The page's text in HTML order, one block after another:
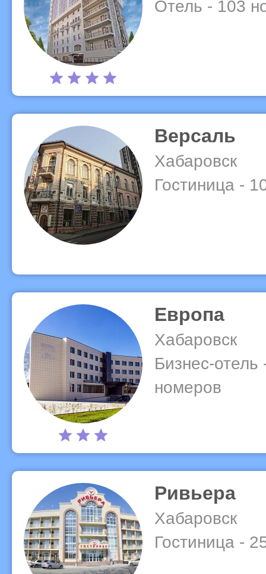
Отель - 103
Версаль
Хабаровск
Гостиница -
Европа
Хабаровск
Бизнес-отель
номеров
Ривьера
Хабаровск
Гостиница -